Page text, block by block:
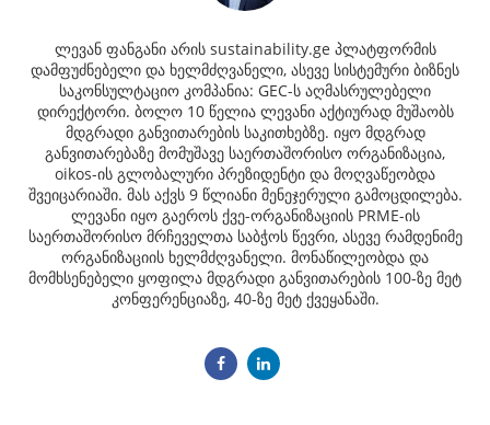
ლევან ფანგანი არის sustainability.ge პლატფორმის
დამფუძნებელი და ხელმძღვანელი, ასევე სისტემური ბიზნეს
საკონსულტაციო კომპანია: GEC-ს აღმასრულებელი
დირექტორი. ბოლო 10 წელია ლევანი აქტიურად მუშაობს
მდგრადი განვითარების საკითხებზე. იყო მდგრად
განვითარებაზე მომუშავე საერთაშორისო ორგანიზაცია,
oikos-ის გლობალური პრეზიდენტი და მოღვაწეობდა
შვეიცარიაში. მას აქვს 9 წლიანი მენეჯერული გამოცდილება.
ლევანი იყო გაეროს ქვე-ორგანიზაციის PRME-ის
საერთაშორისო მრჩეველთა საბჭოს წევრი, ასევე რამდენიმე
ორგანიზაციის ხელმძღვანელი. მონაწილეობდა და
მომხსენებელი ყოფილა მდგრადი განვითარების 100-ზე მეტ
კონფერენციაზე, 40-ზე მეტ ქვეყანაში.